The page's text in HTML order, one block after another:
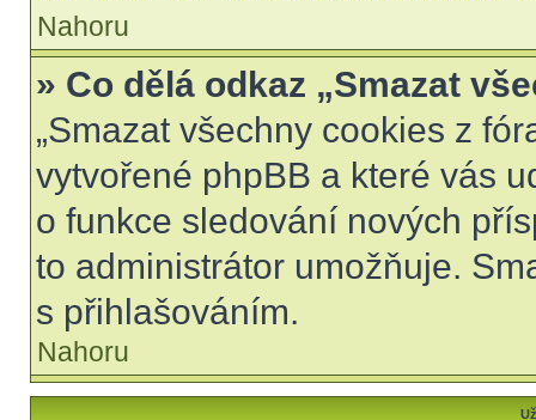
Nahoru
» Co dělá odkaz „Smazat
„Smazat všechny cookies z
vytvořené phpBB a které vás
o funkce sledování nových
to administrátor umožňuje.
s přihlašováním.
Nahoru